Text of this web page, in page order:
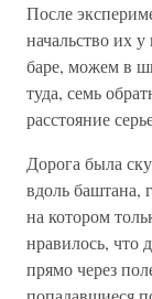
После
начальство их
баре, можем в
туда, семь
расстояние
Дорога была
вдоль баштана,
на котором
нравилось, что
прямо через